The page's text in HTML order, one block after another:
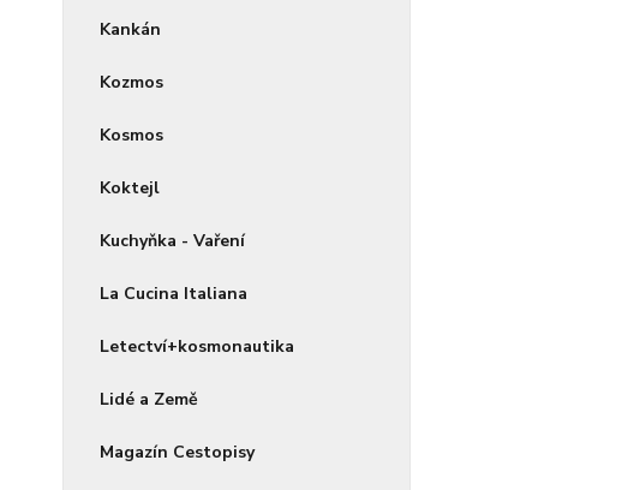
Kankán
Kozmos
Kosmos
Koktejl
Kuchyňka - Vaření
La Cucina Italiana
Letectví+kosmonautika
Lidé a Země
Magazín Cestopisy